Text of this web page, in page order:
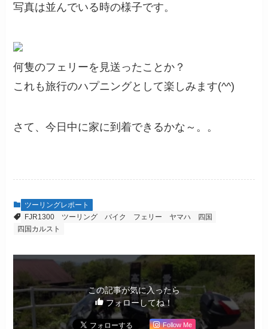
写真は並んでいる時の様子です。
何隻のフェリーを見送ったことか？
これも旅行のハプニングとして楽しみます(^^)
さて、今日中に家に到着できるかな～。。
ツーリングレポート
FJR1300
ツーリング バイク フェリー ヤマハ
四国
四国カルスト
この記事が気に入ったら
フォローしてね！
Follow Me